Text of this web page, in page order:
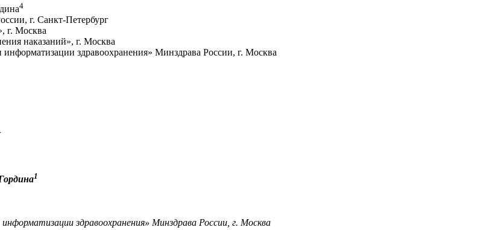
4
г. Санкт-Петербург
г. Москва
наказаний», г. Москва
здравоохранения» Минздрава России, г. Москва
1
здравоохранения» Минздрава России, г. Москва